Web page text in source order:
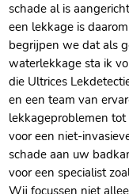
schade al is
een lekkage is
begrijpen we dat als
waterlekkage sta ik
die Ultrices
en een team van
lekkageproblemen
voor een niet-
schade aan uw
voor een specialist